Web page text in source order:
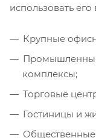
использовать
Крупные
комплексы;
Торговые
Гостиницы и
Общественные